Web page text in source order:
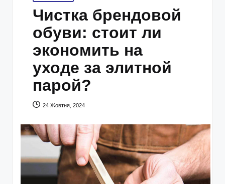
in
Чистка брендовой
обуви: стоит ли
экономить на
уходе за элитной
парой?
24 Жовтня, 2024